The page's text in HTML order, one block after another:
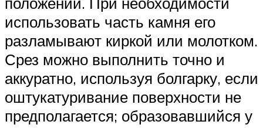
использовать часть камня его
разламывают киркой или молотком.
Срез можно выполнить точно и
аккуратно, используя болгарку, если
оштукатуривание поверхности не
предполагается; образовавшийся у